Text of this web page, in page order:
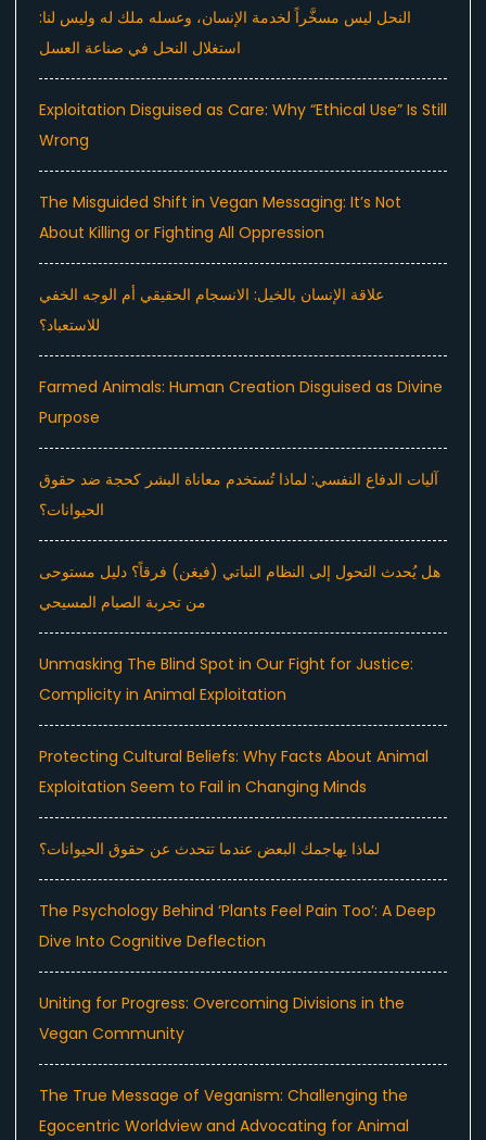
النحل ليس مسخَّراً لخدمة الإنسان، وعسله ملك له وليس لنا:
استغلال النحل في صناعة العسل
Exploitation Disguised as Care: Why “Ethical Use” Is Still
Wrong
The Misguided Shift in Vegan Messaging: It’s Not
About Killing or Fighting All Oppression
علاقة الإنسان بالخيل: الانسجام الحقيقي أم الوجه الخفي
للاستعباد؟
Farmed Animals: Human Creation Disguised as Divine
Purpose
آليات الدفاع النفسي: لماذا تُستخدم معاناة البشر كحجة ضد حقوق
الحيوانات؟
هل يُحدث التحول إلى النظام النباتي (فيغن) فرقاً؟ دليل مستوحى
من تجربة الصيام المسيحي
Unmasking The Blind Spot in Our Fight for Justice:
Complicity in Animal Exploitation
Protecting Cultural Beliefs: Why Facts About Animal
Exploitation Seem to Fail in Changing Minds
لماذا يهاجمك البعض عندما تتحدث عن حقوق الحيوانات؟
The Psychology Behind ‘Plants Feel Pain Too’: A Deep
Dive Into Cognitive Deflection
Uniting for Progress: Overcoming Divisions in the
Vegan Community
The True Message of Veganism: Challenging the
Egocentric Worldview and Advocating for Animal